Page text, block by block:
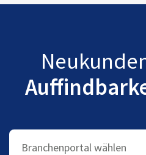
Branchenportal wählen